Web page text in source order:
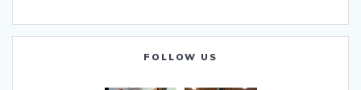
FOLLOW US